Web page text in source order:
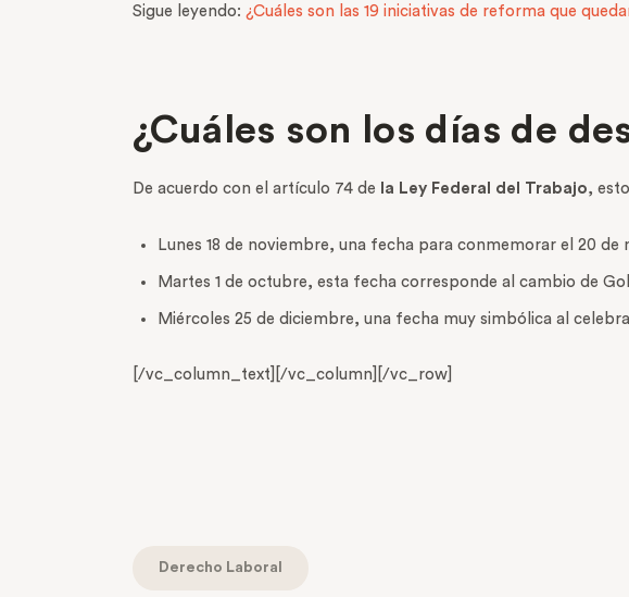
Sigue leyendo: ¿Cuáles son las 19 iniciativas de reforma que
¿Cuáles son los días de
De acuerdo con el artículo 74 de la Ley Federal del Trabajo,
Lunes 18 de noviembre, una fecha para conmemorar el 20
Martes 1 de octubre, esta fecha corresponde al cambio de
Miércoles 25 de diciembre, una fecha muy simbólica al
[/vc_column_text][/vc_column][/vc_row]
Derecho Laboral